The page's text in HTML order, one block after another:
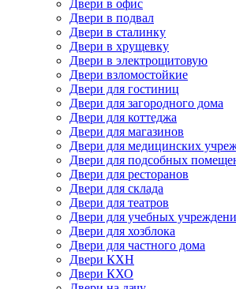
Двери в офис
Двери в подвал
Двери в сталинку
Двери в хрущевку
Двери в электрощитовую
Двери взломостойкие
Двери для гостиниц
Двери для загородного дома
Двери для коттеджа
Двери для магазинов
Двери для медицинских
Двери для подсобных
Двери для ресторанов
Двери для склада
Двери для театров
Двери для учебных
Двери для хозблока
Двери для частного дома
Двери КХН
Двери КХО